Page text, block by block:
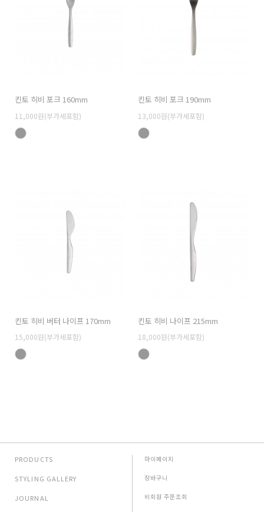
킨토 히비 포크 160mm
11,000원(부가세포함)
킨토 히비 포크 190mm
13,000원(부가세포함)
킨토 히비 버터 나이프 170mm
15,000원(부가세포함)
킨토 히비 나이프 215mm
18,000원(부가세포함)
PRODUCTS
STYLING GALLERY
JOURNAL
마이페이지
장바구니
비회원 주문조회